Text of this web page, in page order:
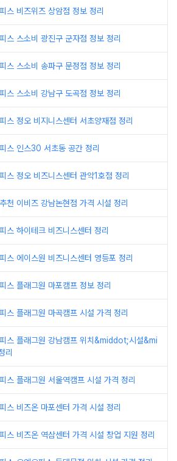
스 비즈위즈 상암점 정보 정리
스 스소비 광진구 군자점 정보 정리
스 스소비 송파구 문정점 정보 정리
스 스소비 강남구 도곡점 정보 정리
스 정오 비지니스센터 서초양재점 정리
스 인스30 서초동 공간 정리
스 정오 비즈니스센터 관악1호점 정리
천 이비즈 강남논현점 가격 시설 정리
스 하이테크 비즈니스센터 정리
스 에이스원 비즈니스센터 영등포 정리
스 플래그원 마포캠프 정보 정리
스 플래그원 마곡캠프 시설 가격 정리
스 플래그원 강남캠프 위치&middot;시설&mi
리
스 플래그원 서울역캠프 시설 가격 정리
스 비즈온 마포센터 가격 시설 정리
스 비즈온 역삼센터 가격 시설 창업 지원 정리